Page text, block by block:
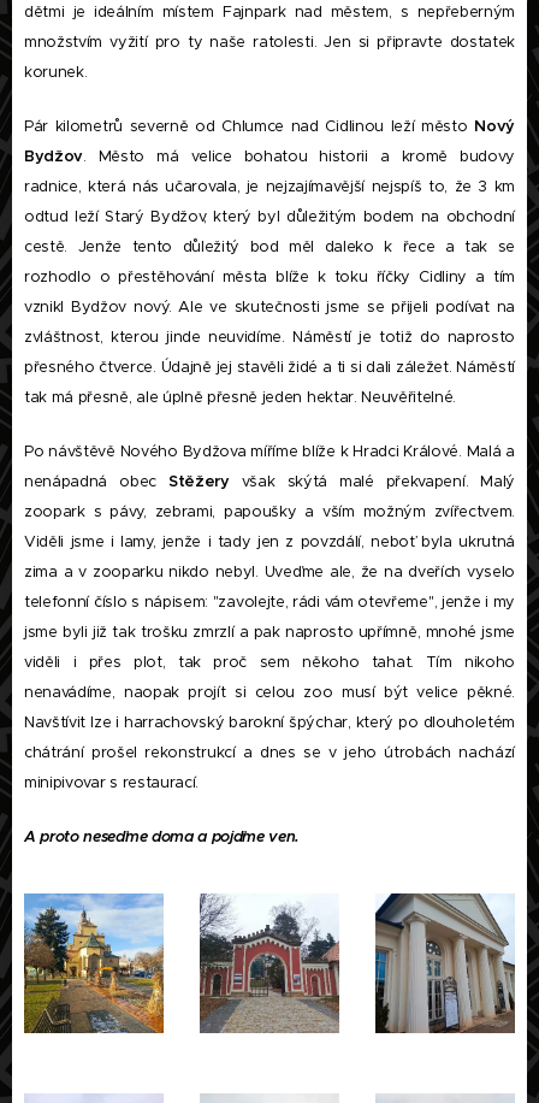
dětmi je ideálním místem Fajnpark nad městem, s nepřeberným
množstvím vyžití pro ty naše ratolesti. Jen si připravte dostatek
korunek.
Pár kilometrů severně od Chlumce nad Cidlinou leží město Nový
Bydžov. Město má velice bohatou historii a kromě budovy
radnice, která nás učarovala, je nejzajímavější nejspíš to, že 3 km
odtud leží Starý Bydžov, který byl důležitým bodem na obchodní
cestě. Jenže tento důležitý bod měl daleko k řece a tak se
rozhodlo o přestěhování města blíže k toku říčky Cidliny a tím
vznikl Bydžov nový. Ale ve skutečnosti jsme se přijeli podívat na
zvláštnost, kterou jinde neuvidíme. Náměstí je totiž do naprosto
přesného čtverce. Údajně jej stavěli židé a ti si dali záležet. Náměstí
tak má přesně, ale úplně přesně jeden hektar. Neuvěřitelné.
Po návštěvě Nového Bydžova míříme blíže k Hradci Králové. Malá a
nenápadná obec Stěžery však skýtá malé překvapení. Malý
zoopark s pávy, zebrami, papoušky a vším možným zvířectvem.
Viděli jsme i lamy, jenže i tady jen z povzdálí, neboť byla ukrutná
zima a v zooparku nikdo nebyl. Uveďme ale, že na dveřích vyselo
telefonní číslo s nápisem: "zavolejte, rádi vám otevřeme", jenže i my
jsme byli již tak trošku zmrzlí a pak naprosto upřímně, mnohé jsme
viděli i přes plot, tak proč sem někoho tahat. Tím nikoho
nenavádíme, naopak projít si celou zoo musí být velice pěkné.
Navštívit lze i harrachovský barokní špýchar, který po dlouholetém
chátrání prošel rekonstrukcí a dnes se v jeho útrobách nachází
minipivovar s restaurací.
A proto neseďme doma a pojďme ven.